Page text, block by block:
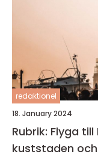
redaktionel
18. January 2024
Rubrik: Flyga
kuststaden